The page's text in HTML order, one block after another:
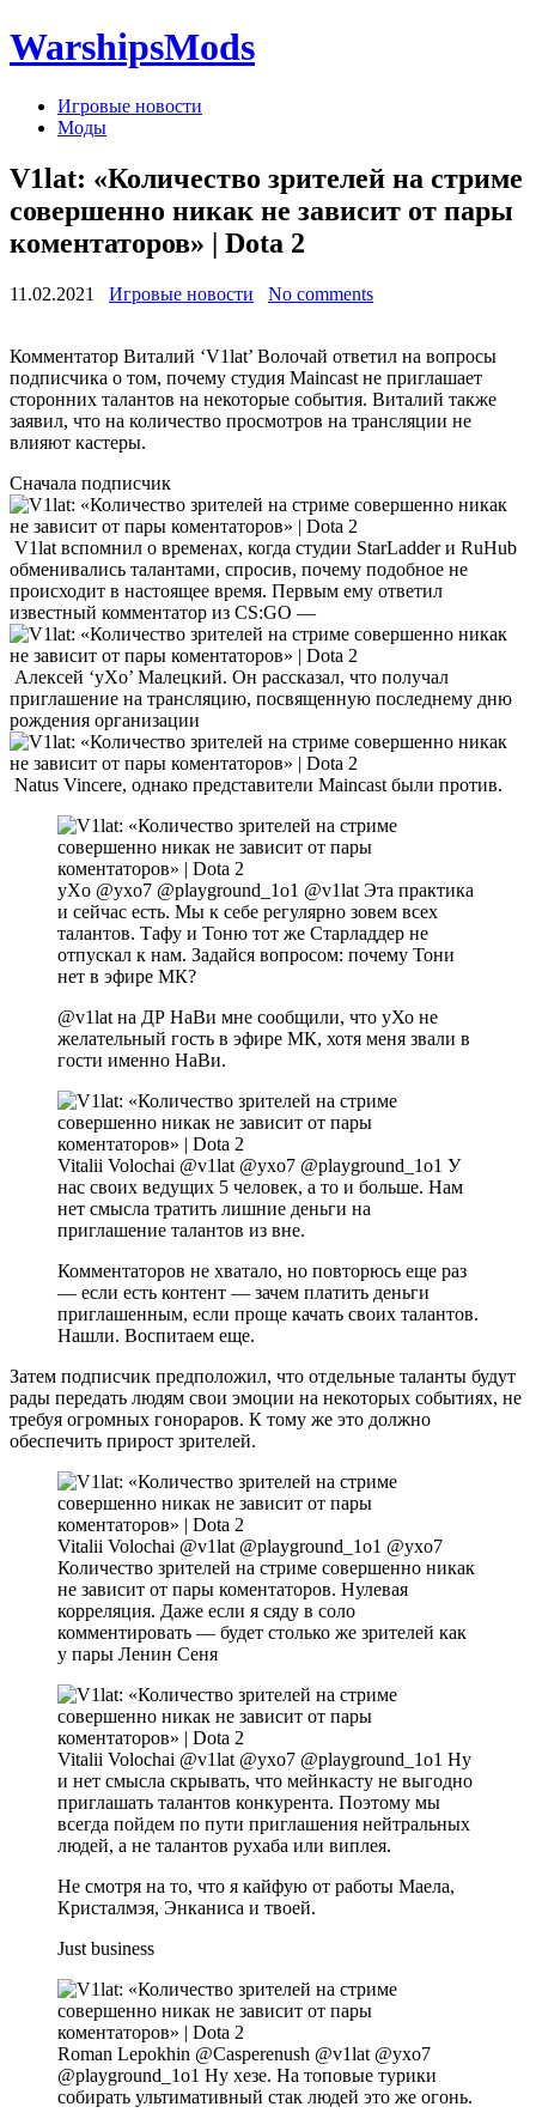
WarshipsMods
Игровые новости
Моды
V1lat: «Количество зрителей на стриме
совершенно никак не зависит от пары
коментаторов» | Dota 2
11.02.2021 Игровые новости No comments
Комментатор Виталий ‘V1lat’ Волочай ответил на вопросы
подписчика о том, почему студия Maincast не приглашает
сторонних талантов на некоторые события. Виталий также
заявил, что на количество просмотров на трансляции не
влияют кастеры.
Сначала подписчик
V1lat вспомнил о временах, когда студии StarLadder и RuHub
обменивались талантами, спросив, почему подобное не
происходит в настоящее время. Первым ему ответил
известный комментатор из CS:GO —
Алексей ‘yXo’ Малецкий. Он рассказал, что получал
приглашение на трансляцию, посвященную последнему дню
рождения организации
Natus Vincere, однако представители Maincast были против.
yXo @yxo7 @playground_1o1 @v1lat Эта практика
и сейчас есть. Мы к себе регулярно зовем всех
талантов. Тафу и Тоню тот же Старладдер не
отпускал к нам. Задайся вопросом: почему Тони
нет в эфире МК?
@v1lat на ДР НаВи мне сообщили, что уХо не
желательный гость в эфире МК, хотя меня звали в
гости именно НаВи.
Vitalii Volochai @v1lat @yxo7 @playground_1o1 У
нас своих ведущих 5 человек, а то и больше. Нам
нет смысла тратить лишние деньги на
приглашение талантов из вне.
Комментаторов не хватало, но повторюсь еще раз
— если есть контент — зачем платить деньги
приглашенным, если проще качать своих талантов.
Нашли. Воспитаем еще.
Затем подписчик предположил, что отдельные таланты будут
рады передать людям свои эмоции на некоторых событиях, не
требуя огромных гонораров. К тому же это должно
обеспечить прирост зрителей.
Vitalii Volochai @v1lat @playground_1o1 @yxo7
Количество зрителей на стриме совершенно никак
не зависит от пары коментаторов. Нулевая
корреляция. Даже если я сяду в соло
комментировать — будет столько же зрителей как
у пары Ленин Сеня
Vitalii Volochai @v1lat @yxo7 @playground_1o1 Ну
и нет смысла скрывать, что мейнкасту не выгодно
приглашать талантов конкурента. Поэтому мы
всегда пойдем по пути приглашения нейтральных
людей, а не талантов рухаба или виплея.
Не смотря на то, что я кайфую от работы Маела,
Кристалмэя, Энканиса и твоей.
Just business
Roman Lepokhin @Casperenush @v1lat @yxo7
@playground_1o1 Ну хезе. На топовые турики
собирать ультимативный стак людей это же огонь.